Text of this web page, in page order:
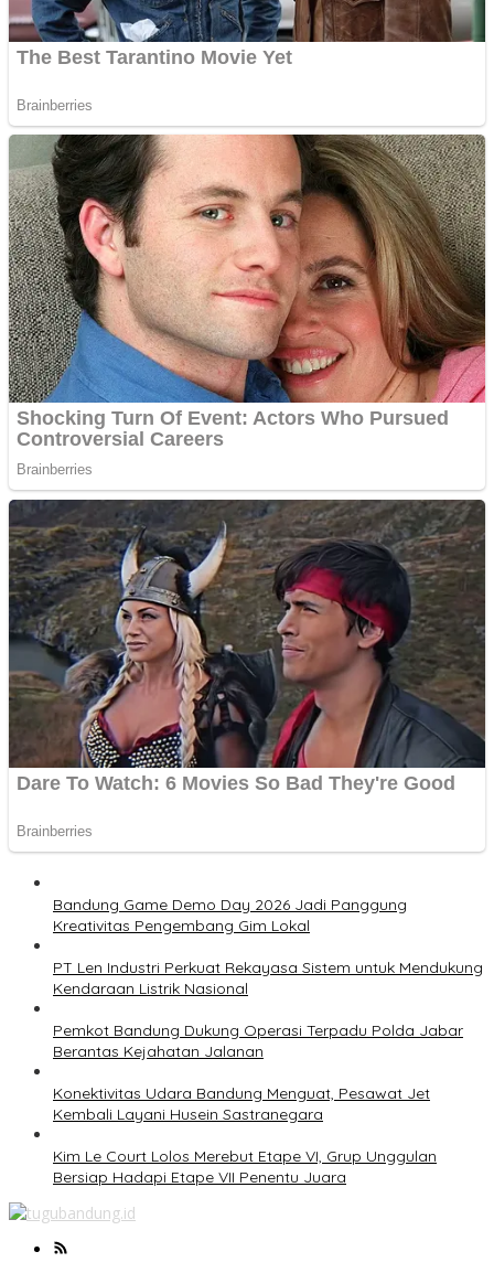
Bandung Game Demo Day 2026 Jadi Panggung
Kreativitas Pengembang Gim Lokal
PT Len Industri Perkuat Rekayasa Sistem untuk Mendukung
Kendaraan Listrik Nasional
Pemkot Bandung Dukung Operasi Terpadu Polda Jabar
Berantas Kejahatan Jalanan
Konektivitas Udara Bandung Menguat, Pesawat Jet
Kembali Layani Husein Sastranegara
Kim Le Court Lolos Merebut Etape VI, Grup Unggulan
Bersiap Hadapi Etape VII Penentu Juara